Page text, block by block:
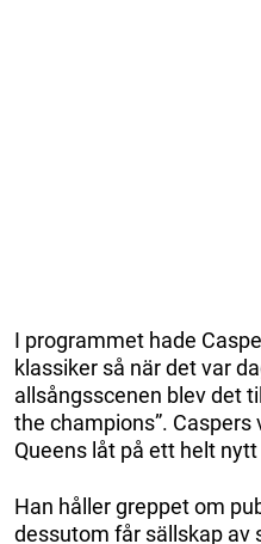
I programmet hade
klassiker så när det var
allsångsscenen blev det
the champions”.
Queens låt på ett helt
Han håller greppet om
dessutom får sällskap av